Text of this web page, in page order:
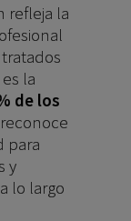
refleja la
la
de los
para
y
lo largo